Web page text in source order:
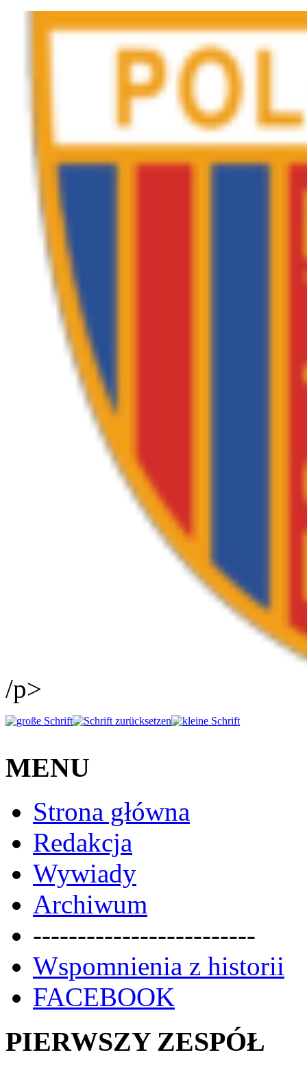
/p>
MENU
Strona główna
Redakcja
Wywiady
Archiwum
-------------------------
Wspomnienia z historii
FACEBOOK
PIERWSZY ZESPÓŁ